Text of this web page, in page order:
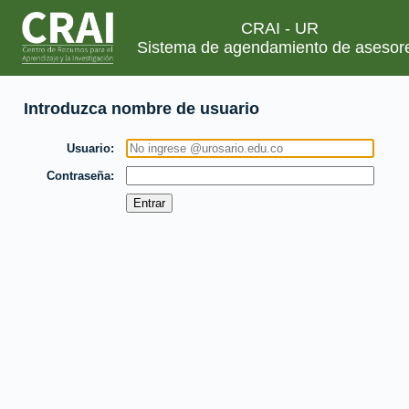
CRAI - UR
Sistema de agendamiento de
Introduzca nombre de usuario
Usuario
Contraseña